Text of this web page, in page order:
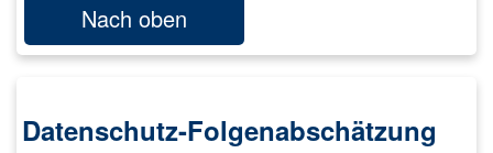
Nach oben
Datenschutz-Folgenabschätzung